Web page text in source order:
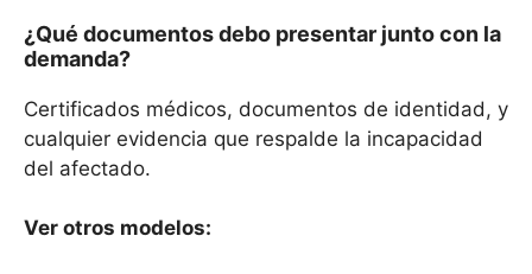
¿Qué documentos debo presentar junto con la
demanda?
Certificados médicos, documentos de identidad, y
cualquier evidencia que respalde la incapacidad
del afectado.
Ver otros modelos: